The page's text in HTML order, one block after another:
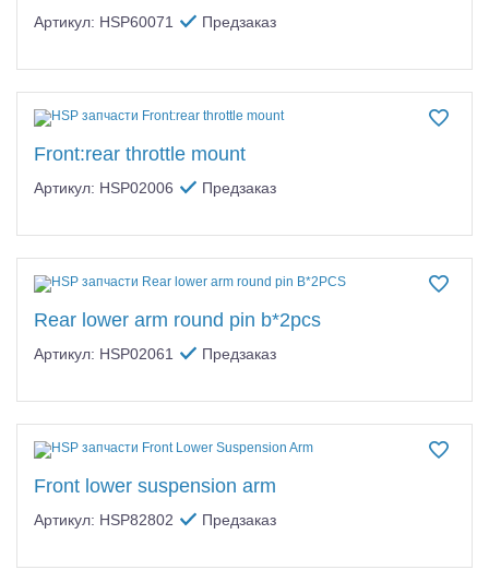
Артикул: HSP60071 Предзаказ
Front:rear throttle mount
Артикул: HSP02006 Предзаказ
Rear lower arm round pin b*2pcs
Артикул: HSP02061 Предзаказ
Front lower suspension arm
Артикул: HSP82802 Предзаказ